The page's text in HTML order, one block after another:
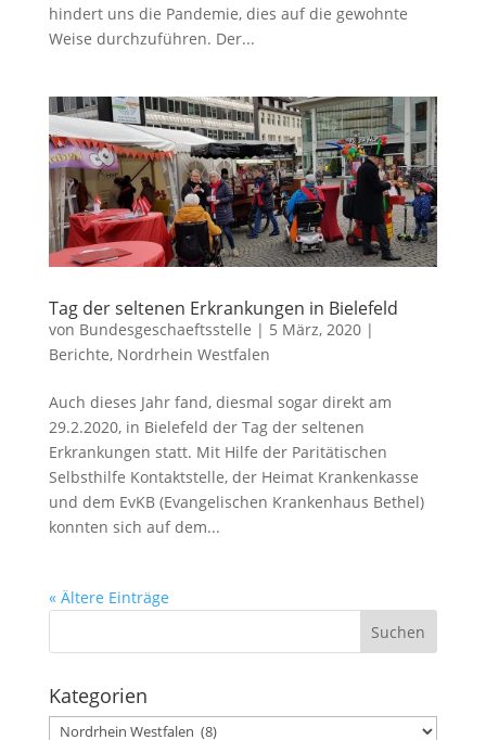
hindert uns die Pandemie, dies auf die gewohnte
Weise durchzuführen. Der...
Tag der seltenen Erkrankungen in Bielefeld
von Bundesgeschaeftsstelle | 5 März, 2020|
Berichte, Nordrhein Westfalen
Auch dieses Jahr fand, diesmal sogar direkt am
29.2.2020, in Bielefeld der Tag der seltenen
Erkrankungen statt. Mit Hilfe der Paritätischen
Selbsthilfe Kontaktstelle, der Heimat Krankenkasse
und dem EvKB (Evangelischen Krankenhaus Bethel)
konnten sich auf dem...
« Ältere Einträge
Kategorien
Kategorien